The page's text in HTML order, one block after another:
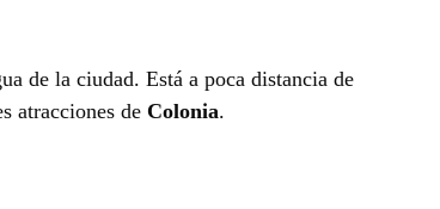
de la ciudad. Está a poca distancia de
atracciones de Colonia.